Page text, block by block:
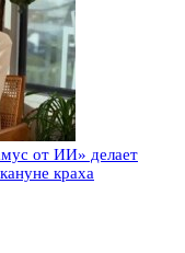
от ИИ» делает
краха